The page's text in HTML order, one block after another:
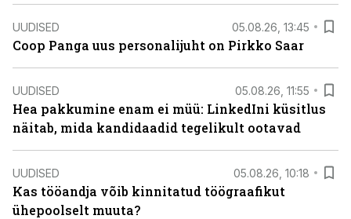
UUDISED 05.08.26, 13:45
Coop Panga uus personalijuht on Pirkko Saar
UUDISED 05.08.26, 11:55
Hea pakkumine enam ei müü: LinkedIni küsitlus
näitab, mida kandidaadid tegelikult ootavad
UUDISED 05.08.26, 10:18
Kas tööandja võib kinnitatud töögraafikut
ühepoolselt muuta?